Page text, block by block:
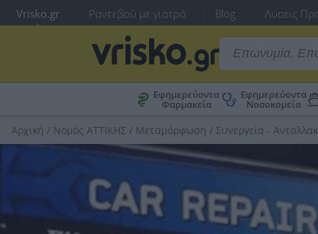
Vrisko.gr Ραντεβού με γιατρό Blog Λύσεις
Εφημερεύοντα
Φαρμακεία
Εφημερεύοντα
Νοσοκομεία
Αρχική / Νομός ΑΤΤΙΚΗΣ / Μεταμόρφωση / Συνεργεία -